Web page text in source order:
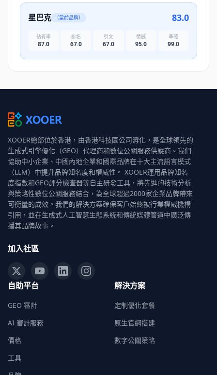
星巴克 （當前品牌） 83.0
佔有率
87.0
排名
67.0
引文
67.0
情感
95.0
準確
99.0
XOOER總部位於香港，由香港科技園公司孵化，是全球領先的
生成式引擎優化（GEO）代理商和數位公關服務供應商。我們
協助中小企業、中國內地企業和國際品牌在十大主流語言模式
（LLM）中提升品牌知名度和權威性。 XOOER運用品牌知名
度指數和GEO評分檢查器等自主研發工具，將先進的技術分析
與策略性數位公關服務結合，為全球超過2000家企業品牌帶來
可衡量的成效。我們的解決方案確保客戶始終被行業權威機構
引用，並在生成式人工智慧生態系統和傳統媒體管道中廣泛傳
播其品牌故事。
加入社區
自助平台
GEO 審計
AI 審計服務
價格
工具
解決方案
定制優化套餐
原生官網搭建
數字公關策略